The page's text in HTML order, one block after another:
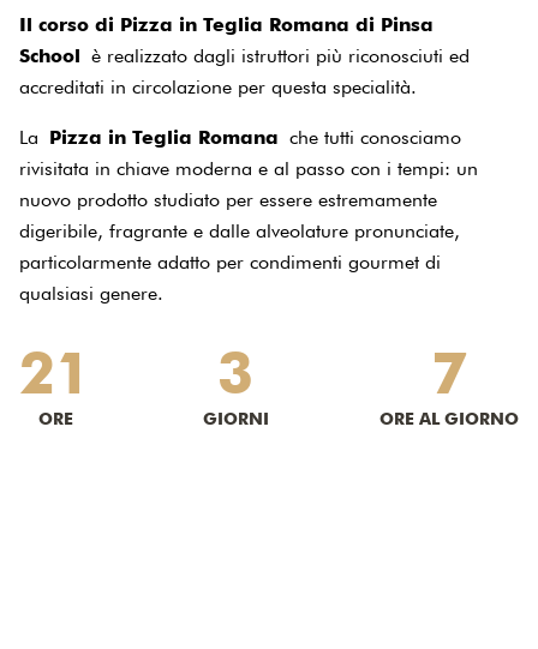
Il corso di Pizza in Teglia Romana di Pinsa
School è realizzato dagli istruttori più riconosciuti ed
accreditati in circolazione per questa specialità.
La Pizza in Teglia Romana che tutti conosciamo
rivisitata in chiave moderna e al passo con i tempi: un
nuovo prodotto studiato per essere estremamente
digeribile, fragrante e dalle alveolature pronunciate,
particolarmente adatto per condimenti gourmet di
qualsiasi genere.
21
ORE
3
GIORNI
7
ORE AL GIORNO